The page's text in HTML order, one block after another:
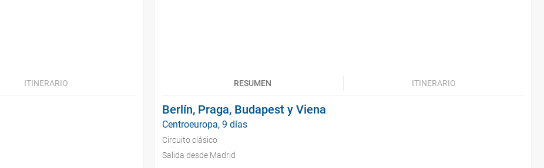
ITINERARIO RESUMEN ITINERARIO
Berlín, Praga, Budapest y Viena
Centroeuropa, 9 días
Circuito clásico
Salida desde Madrid